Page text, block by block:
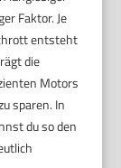
Faktor. Je
entsteht
die
Motors
sparen. In
du so den